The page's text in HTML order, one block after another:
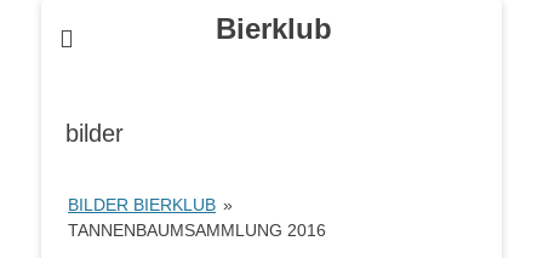
Bierklub
bilder
BILDER BIERKLUB »
TANNENBAUMSAMMLUNG 2016